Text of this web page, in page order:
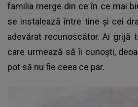
familia merge din ce în ce mai
se instalează între tine și cei
adevărat recunoscător. Ai grijă
care urmează să îi cunoști,
pot să nu fie ceea ce par.